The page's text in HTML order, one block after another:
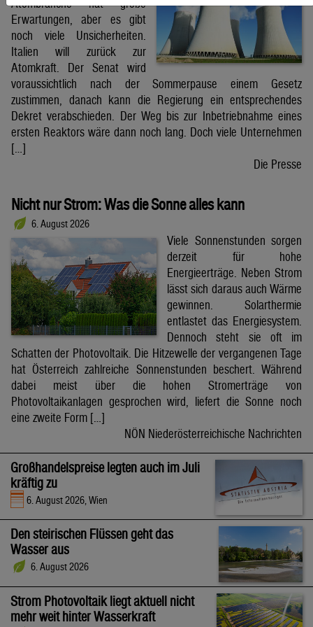
Atombranche hat große
Erwartungen, aber es gibt
noch viele Unsicherheiten.
Italien will zurück zur
Atomkraft. Der Senat wird
voraussichtlich nach der Sommerpause einem Gesetz
zustimmen, danach kann die Regierung ein entsprechendes
Dekret verabschieden. Der Weg bis zur Inbetriebnahme eines
ersten Reaktors wäre dann noch lang. Doch viele Unternehmen
[…]
Die Presse
Nicht nur Strom: Was die Sonne alles kann
6. August 2026
Viele Sonnenstunden sorgen
derzeit für hohe
Energieerträge. Neben Strom
lässt sich daraus auch Wärme
gewinnen. Solarthermie
entlastet das Energiesystem.
Dennoch steht sie oft im
Schatten der Photovoltaik. Die Hitzewelle der vergangenen Tage
hat Österreich zahlreiche Sonnenstunden beschert. Während
dabei meist über die hohen Stromerträge von
Photovoltaikanlagen gesprochen wird, liefert die Sonne noch
eine zweite Form […]
NÖN Niederösterreichische Nachrichten
Großhandelspreise legten auch im Juli
kräftig zu
6. August 2026, Wien
Den steirischen Flüssen geht das
Wasser aus
6. August 2026
Strom Photovoltaik liegt aktuell nicht
mehr weit hinter Wasserkraft